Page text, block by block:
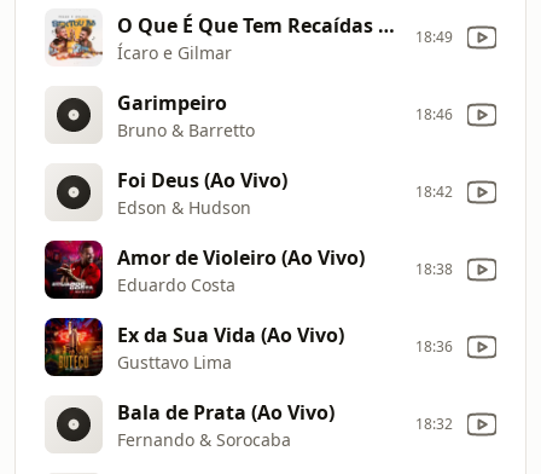
O Que É Que Tem Recaídas Esqueça Que Eu Te Amo (Ao Vivo)
Ícaro e Gilmar
18:49
Garimpeiro
Bruno & Barretto
18:46
Foi Deus (Ao Vivo)
Edson & Hudson
18:42
Amor de Violeiro (Ao Vivo)
Eduardo Costa
18:38
Ex da Sua Vida (Ao Vivo)
Gusttavo Lima
18:36
Bala de Prata (Ao Vivo)
Fernando & Sorocaba
18:32